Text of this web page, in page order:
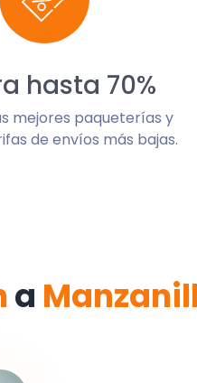
hasta 70%
mejores paqueterías y
de envíos más bajas.
a